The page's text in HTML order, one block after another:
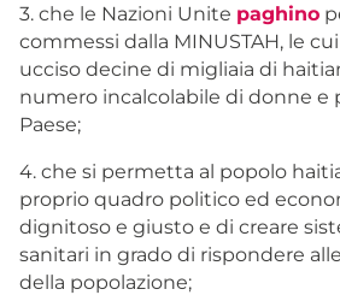
3. che le Nazioni Unite paghino
commessi dalla MINUSTAH, le
ucciso decine di migliaia di
numero incalcolabile di donne e
Paese;
4. che si permetta al popolo
proprio quadro politico ed
dignitoso e giusto e di creare
sanitari in grado di rispondere
della popolazione;